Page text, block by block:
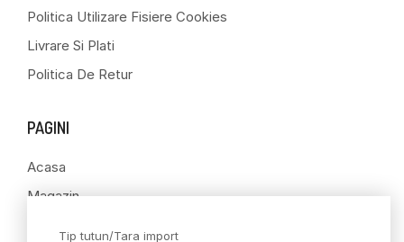
Politica Utilizare Fisiere Cookies
Livrare Si Plati
Politica De Retur
PAGINI
Acasa
Magazin
Tip tutun/Tara import